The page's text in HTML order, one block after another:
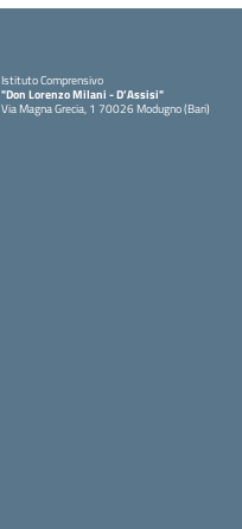
Istituto Comprensivo
"Don Lorenzo Milani - D’Assisi"
Via Magna Grecia, 1 70026 Modugno (Bari)
— Visita la pagina iniziale della scuola